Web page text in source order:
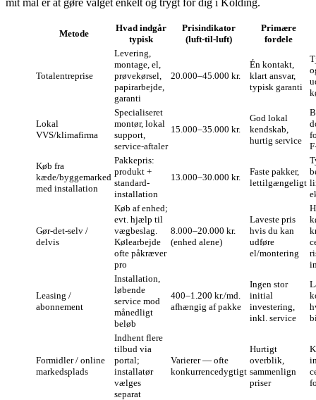
Metode
Hvad indgår
typisk
Prisindikator
(luft‑til‑luft)
Primære
fordele
Totalentreprise
Levering,
montage, el,
prøve­kørsel,
papir­arbejde,
garanti
20.000–45.000 kr.
Én kontakt,
klart ansvar,
typisk garanti
Lokal
VVS/klimafirma
Specialiseret
montør, lokal
support,
service‑aftaler
15.000–35.000 kr.
God lokal
kendskab,
hurtig service
Køb fra
kæde/byggemarked
med installation
Pakkepris:
produkt +
standard-
installation
13.000–30.000 kr.
Faste pakker,
lettilgængeligt
Gør‑det‑selv /
delvis
Køb af enhed;
evt. hjælp til
vægbeslag.
Kølearbejde
ofte påkræver
pro
8.000–20.000 kr.
(enhed alene)
Laveste pris
hvis du kan
udføre
el/montering
Leasing /
abonnement
Installation,
løbende
service mod
månedligt
beløb
400–1.200 kr./md.
afhængig af pakke
Ingen stor
initial
investering,
inkl. service
Formidler / online
markedsplads
Indhent flere
tilbud via
portal;
installatør
vælges
separat
Varierer — ofte
konkurrencedygtigt
Hurtigt
overblik,
sammenlign
priser